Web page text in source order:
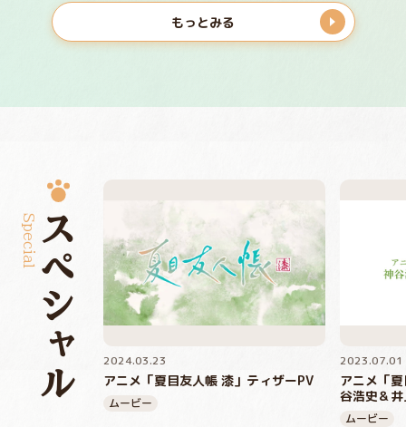
もっとみる
Specialスペシャル 2024.03.23
アニメ「夏目友人帳 漆」ティザーPV
ムービー
2023.07.01
アニメ「
谷浩史＆
ムービー